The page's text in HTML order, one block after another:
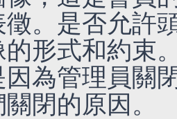
。是否允許
形式和約束
因為管理員關
閉的原因。